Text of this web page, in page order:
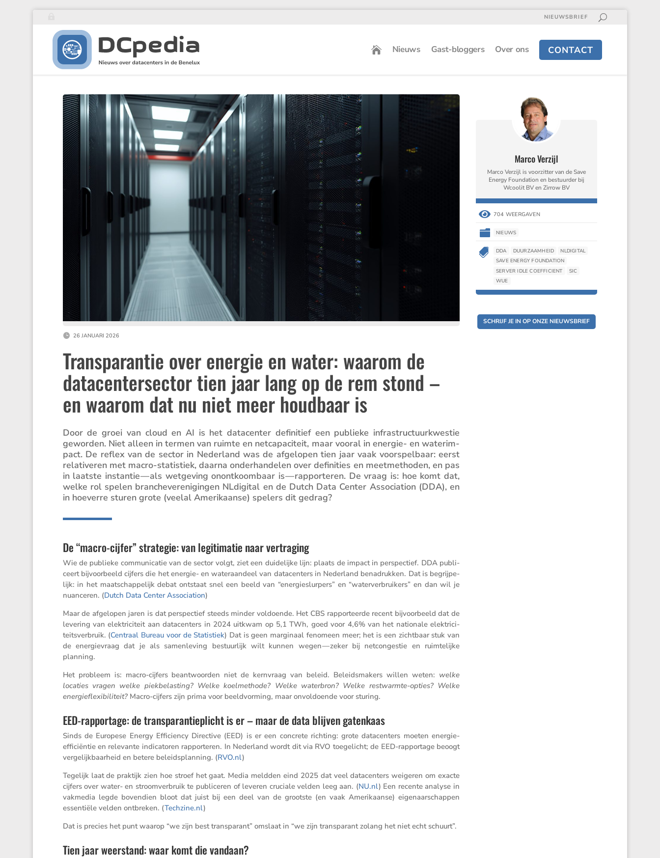
NIEUWSBRIEF
Nieuws Gast-bloggers Over ons CONTACT
26 JANUARI 2026
Transparantie over energie en water: waarom de
datacentersector tien jaar lang op de rem stond –
en waarom dat nu niet meer houdbaar is
Door de groei van cloud en AI is het datacenter defini­tief een publieke infra­struc­tuur­kwestie
geworden. Niet alleen in termen van ruimte en netca­pa­ci­teit, maar vooral in energie- en waterim­
pact. De reflex van de sector in Neder­land was de afgelopen tien jaar vaak voorspel­baar: eerst
relati­veren met macro-statis­tiek, daarna onder­han­delen over defini­ties en meetme­thoden, en pas
in laatste instantie — als wetge­ving onont­koom­baar is — rappor­teren. De vraag is: hoe komt dat,
welke rol spelen branche­ver­e­ni­gingen NLdigital en de Dutch Data Center Associ­a­tion (DDA), en
in hoeverre sturen grote (veelal Ameri­kaanse) spelers dit gedrag?
De “macro-cijfer” strategie: van legitimatie naar vertraging
Wie de publieke commu­ni­catie van de sector volgt, ziet een duide­lijke lijn: plaats de impact in perspec­tief. DDA publi­
ceert bijvoor­beeld cijfers die het energie- en water­aan­deel van datacen­ters in Neder­land benadrukken. Dat is begrij­pe­
lijk: in het maatschap­pe­lijk debat ontstaat snel een beeld van “energieslur­pers” en “water­ver­brui­kers” en dan wil je
nuanceren. (Dutch Data Center Associ­a­tion)
Maar de afgelopen jaren is dat perspec­tief steeds minder voldoende. Het CBS rappor­teerde recent bijvoor­beeld dat de
levering van elektri­ci­teit aan datacen­ters in 2024 uitkwam op 5,1 TWh, goed voor 4,6% van het natio­nale elektri­ci­
teits­ver­bruik. (Centraal Bureau voor de Statis­tiek) Dat is geen margi­naal fenomeen meer; het is een zicht­baar stuk van
de energie­vraag dat je als samen­le­ving bestuur­lijk wilt kunnen wegen — zeker bij netcon­gestie en ruimte­lijke
planning.
Het probleem is: macro-cijfers beant­woorden niet de kernvraag van beleid. Beleids­ma­kers willen weten: welke
locaties vragen welke piekbe­las­ting? Welke koelme­thode? Welke water­bron? Welke restwarmte-opties? Welke
energie­flexi­bi­li­teit?Macro-cijfers zijn prima voor beeld­vor­ming, maar onvol­doende voor sturing.
EED-rapportage: de transparantieplicht is er – maar de data blijven gatenkaas
Sinds de Europese Energy Effici­ency Direc­tive (EED) is er een concrete richting: grote datacen­ters moeten energie-
effici­ëntie en relevante indica­toren rappor­teren. In Neder­land wordt dit via RVO toege­licht; de EED-rappor­tage beoogt
verge­lijk­baar­heid en betere beleids­plan­ning. (RVO​.nl)
Tegelijk laat de praktijk zien hoe stroef het gaat. Media meldden eind 2025 dat veel datacen­ters weigeren om exacte
cijfers over water- en stroom­ver­bruik te publi­ceren of leveren cruciale velden leeg aan. (NU​.nl) Een recente analyse in
vakmedia legde boven­dien bloot dat juist bij een deel van de grootste (en vaak Ameri­kaanse) eigenaar­schappen
essen­tiële velden ontbreken. (Techzine​.nl)
Dat is precies het punt waarop “we zijn best trans­pa­rant” omslaat in “we zijn trans­pa­rant zolang het niet echt schuurt”.
Tien jaar weerstand: waar komt die vandaan?
Marco Verzijl
Marco Verzijl is voorzitter van de Save
Energy Foundation en bestuurder bij
Wcoolit BV en Zirrow BV
 704 WEERGAVEN
 NIEUWS
 DDA DUURZAAMHEID
NLDIGITAL
SAVE ENERGY FOUNDATION
SERVER IDLE COEFFICIENT
SIC
WUE
SCHRIJF JE IN OP ONZE NIEUWSBRIEF